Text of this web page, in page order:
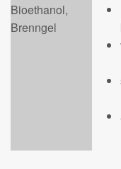
Bioethanol,
Brenngel